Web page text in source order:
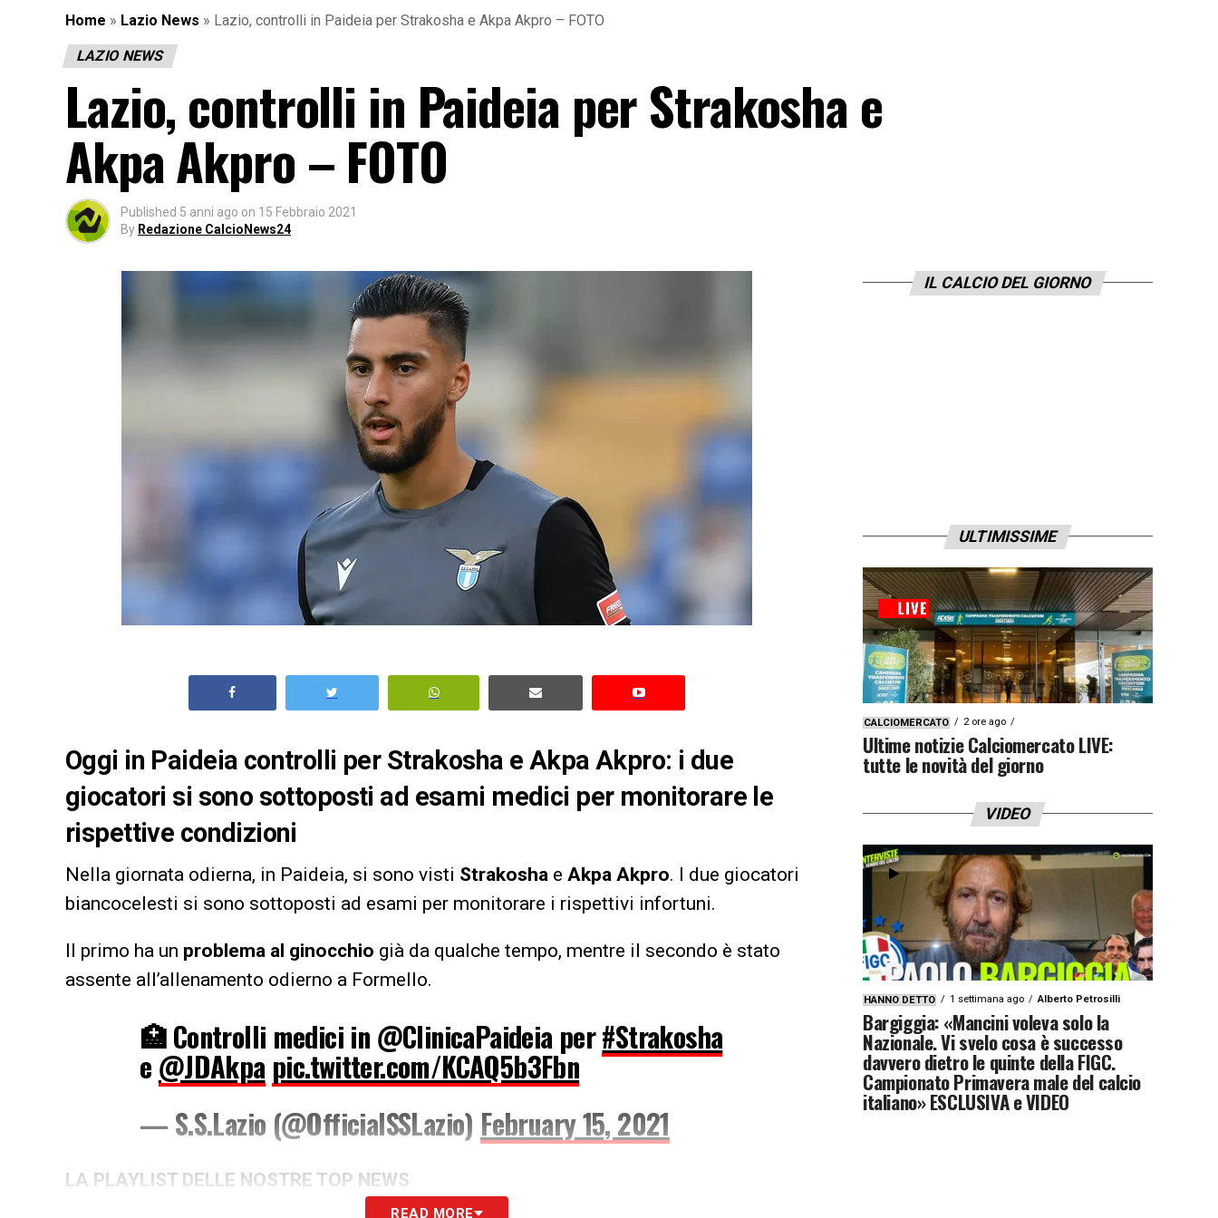
Home » Lazio News » Lazio, controlli in Paideia per Strakosha e Akpa Akpro – FOTO
LAZIO NEWS
Lazio, controlli in Paideia per Strakosha e
Akpa Akpro – FOTO
Published 5 anni ago on 15 Febbraio 2021
By Redazione CalcioNews24
Oggi in Paideia controlli per Strakosha e Akpa Akpro: i due
giocatori si sono sottoposti ad esami medici per monitorare le
rispettive condizioni
Nella giornata odierna, in Paideia, si sono visti Strakosha e Akpa Akpro. I due giocatori
biancocelesti si sono sottoposti ad esami per monitorare i rispettivi infortuni.
Il primo ha un problema al ginocchio già da qualche tempo, mentre il secondo è stato
assente all’allenamento odierno a Formello.
🏥 Controlli medici in @ClinicaPaideia per#Strakosha
e @JDAkpa pic.twitter.com/KCAQ5b3Fbn
— S.S.Lazio (@OfficialSSLazio) February 15, 2021
LA PLAYLIST DELLE NOSTRE TOP NEWS
READ MORE
IL CALCIO DEL GIORNO
ULTIMISSIME
CALCIOMERCATO 2 ore ago
Ultime notizie Calciomercato LIVE:
tutte le novità del giorno
VIDEO
HANNO DETTO 1 settimana ago Alberto Petrosilli
Bargiggia: «Mancini voleva solo la
Nazionale. Vi svelo cosa è successo
davvero dietro le quinte della FIGC.
Campionato Primavera male del calcio
italiano» ESCLUSIVA e VIDEO